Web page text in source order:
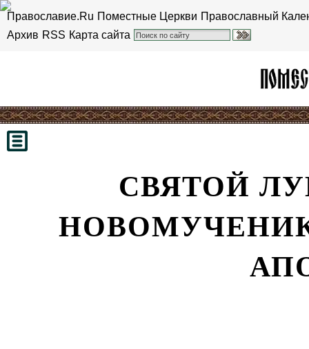
Православие.Ru Поместные Церкви Православный
Архив RSS Карта сайта
СВЯТОЙ